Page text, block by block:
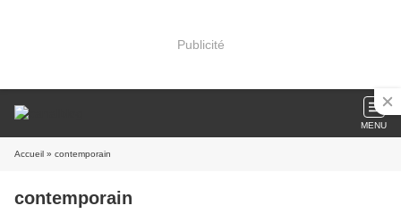
Publicité
MENU
Accueil » contemporain
contemporain